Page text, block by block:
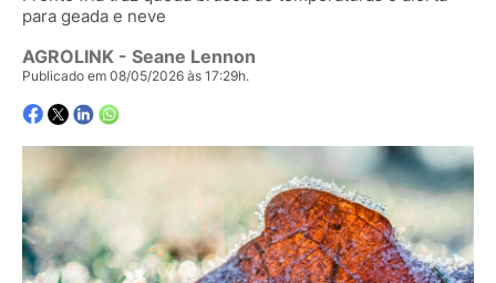
para geada e neve
AGROLINK - Seane Lennon
Publicado em 08/05/2026 às 17:29h.